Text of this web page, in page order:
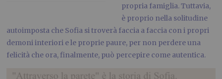
propria famiglia. Tuttavia,
è proprio nella solitudine
autoimposta che Sofia si troverà faccia a faccia con i propri
demoni interiori e le proprie paure, per non perdere una
felicità che ora, finalmente, può percepire come autentica.